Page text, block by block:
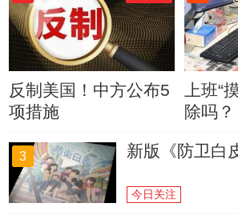
反制美国！中方公布5
项措施
上班“
除吗？
3 新版《防卫白
今日关注